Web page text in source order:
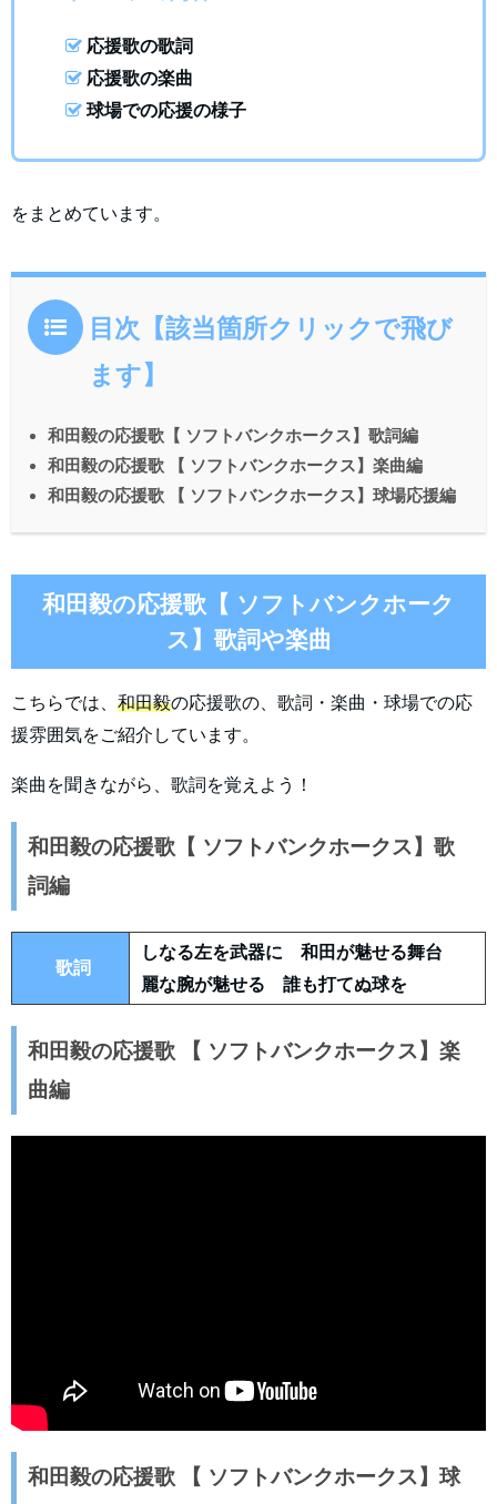
応援歌の歌詞
応援歌の楽曲
球場での応援の様子
をまとめています。
目次【該当箇所クリックで飛び
ます】
和田毅の応援歌【 ソフトバンクホークス】歌詞編
和田毅の応援歌 【 ソフトバンクホークス】楽曲編
和田毅の応援歌 【 ソフトバンクホークス】球場応援編
和田毅の応援歌【 ソフトバンクホーク
ス】歌詞や楽曲
こちらでは、 和田毅の応援歌の、歌詞・楽曲・球場での応
援雰囲気をご紹介しています。
楽曲を聞きながら、歌詞を覚えよう！
和田毅の応援歌【 ソフトバンクホークス】歌
詞編
歌詞
しなる左を武器に 和田が魅せる舞台
麗な腕が魅せる 誰も打てぬ球を
和田毅の応援歌 【 ソフトバンクホークス】楽
曲編
和田毅の応援歌 【 ソフトバンクホークス】球